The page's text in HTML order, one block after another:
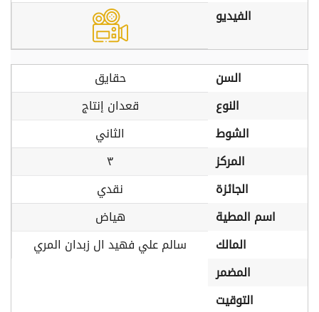
الفيديو
السن
حقايق
النوع
قعدان إنتاج
الشوط
الثاني
المركز
٣
الجائزة
نقدي
اسم المطية
هياض
المالك
سالم علي فهيد ال زبدان المري
المضمر
التوقيت